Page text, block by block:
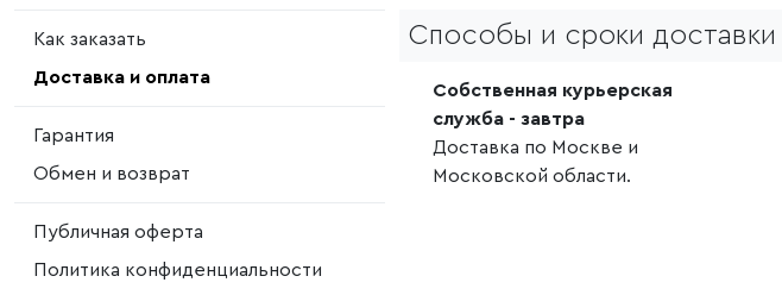
Как заказать
Доставка и оплата
Гарантия
Обмен и возврат
Публичная оферта
Политика конфиденциальности
Способы и сроки доставки
Собственная курьерская
служба - завтра
Доставка по Москве и
Московской области.